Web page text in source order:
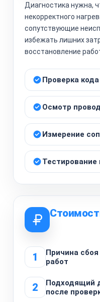
Диагностика нужна,
некорректного
сопутствующие
избежать лишних
восстановление
Проверка
Осмотр
Измерение
Тестирование
1
Причина
работ
2
Подходящий
после